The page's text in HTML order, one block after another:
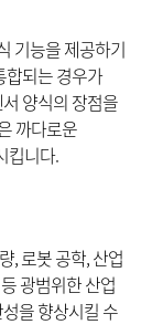
기능을 제공하기
합되는 경우가
양식의 장점을
까다로운
킵니다.
, 로봇 공학, 산업
광범위한 산업
을 향상시킬 수